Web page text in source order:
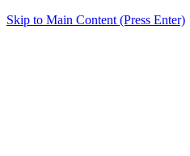
Skip to Main Content (Press Enter)